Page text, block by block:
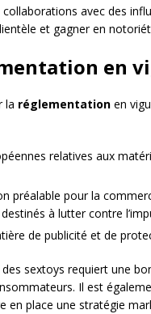
avec des
et gagner en
en
la réglementation en
relatives aux
préalable pour la
à lutter contre
de publicité et de
sextoys requiert une
Il est
en place une stratégie